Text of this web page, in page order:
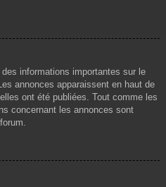
informations importantes sur le
annonces apparaissent en haut de
ont été publiées. Tout comme les
concernant les annonces sont